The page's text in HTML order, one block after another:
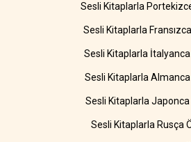
Sesli Kitaplarla
Sesli Kitaplarla
Sesli Kitaplarla
Sesli Kitaplarla
Sesli Kitaplarla
Sesli Kitaplarla Rusça